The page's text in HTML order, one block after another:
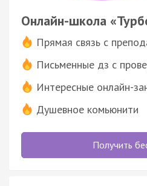
Онлайн-школа
Прямая связь с
Письменные дз с
Интересные онлайн-
Душевное комьюнити
Получить